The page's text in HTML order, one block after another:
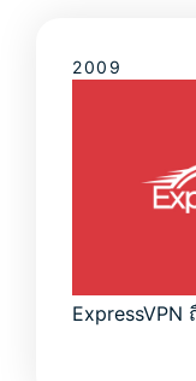
2009
ExpressVPN